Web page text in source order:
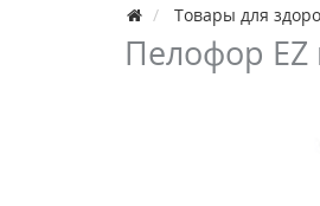
Товары для
Пелофор EZ